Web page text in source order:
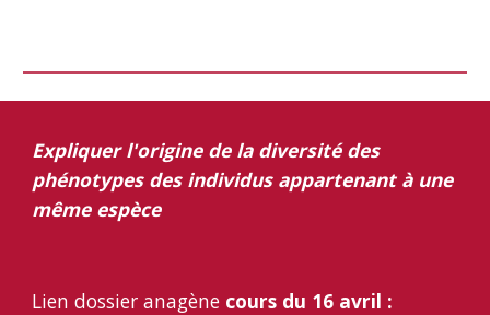
Expliquer l'origine de la diversité des
phénotypes des individus appartenant à une
même espèce
Lien dossier anagène cours du 16 avril :